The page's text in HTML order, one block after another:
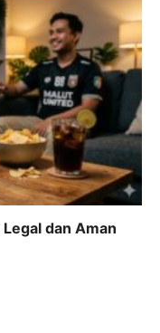
dan Aman